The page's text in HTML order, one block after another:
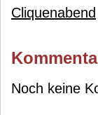
Cliquenabend
Noch keine